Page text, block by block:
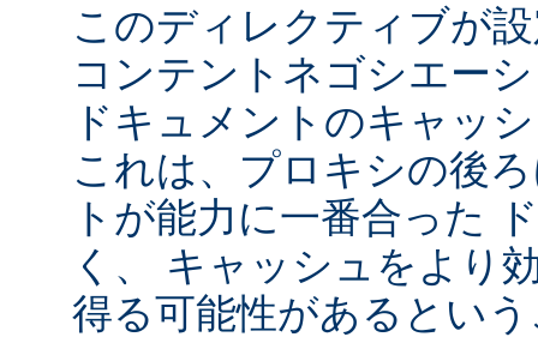
このディレクティブが
コンテントネゴシエー
ドキュメントのキャッ
これは、プロキシの後
トが能力に一番合った
く、 キャッシュをより
得る可能性があるとい